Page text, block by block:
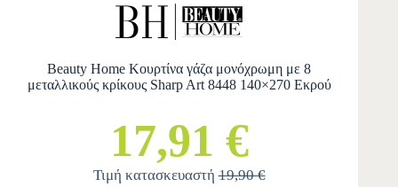
Beauty Home Κουρτίνα γάζα μονόχρωμη με 8
μεταλλικούς κρίκους Sharp Art 8448 140×270 Εκρού
17,91 €
Τιμή κατασκευαστή19,90 €